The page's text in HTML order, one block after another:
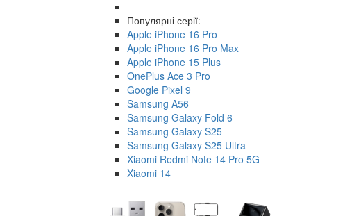
Популярні серії:
Apple iPhone 16 Pro
Apple iPhone 16 Pro Max
Apple iPhone 15 Plus
OnePlus Ace 3 Pro
Google Pixel 9
Samsung A56
Samsung Galaxy Fold 6
Samsung Galaxy S25
Samsung Galaxy S25 Ultra
Xiaomi Redmi Note 14 Pro 5G
Xiaomi 14